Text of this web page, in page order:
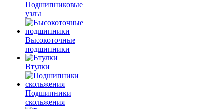
Подшипниковые
узлы
Высокоточные
подшипники
Втулки
Подшипники
скольжения